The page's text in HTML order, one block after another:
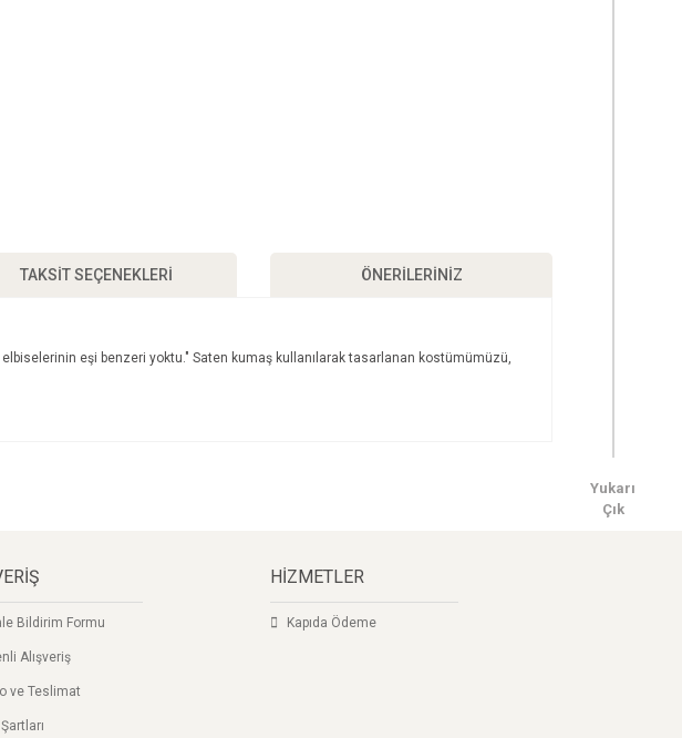
TAKSIT SEÇENEKLERI ÖNERILERINIZ
eşi benzeri yoktu." Saten kumaş kullanılarak tasarlanan kostümümüzü,
Bildirim Formu
Alışveriş
ve Teslimat
HİZMETLER
Kapıda Ödeme
Yukarı
Çık